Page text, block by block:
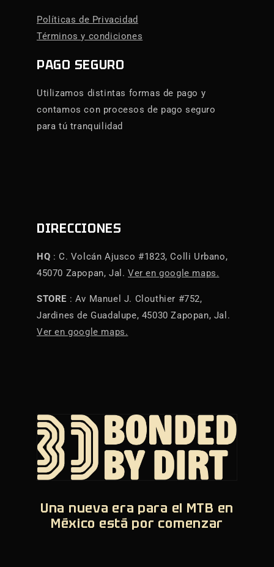
Políticas de Privacidad
Términos y condiciones
PAGO SEGURO
Utilizamos distintas formas de pago y
contamos con procesos de pago seguro
para tú tranquilidad
DIRECCIONES
HQ : C. Volcán Ajusco #1823, Colli Urbano,
45070 Zapopan, Jal. Ver en google maps.
STORE : Av Manuel J. Clouthier #752,
Jardines de Guadalupe, 45030 Zapopan, Jal.
Ver en google maps.
Una nueva era para el MTB en
México está por comenzar